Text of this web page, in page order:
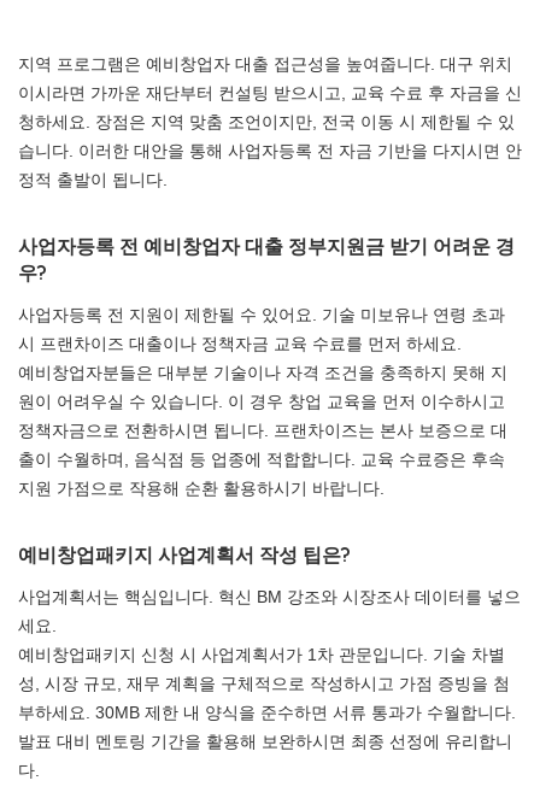
지역 프로그램은 예비창업자 대출 접근성을 높여줍니다. 대구 위치
이시라면 가까운 재단부터 컨설팅 받으시고, 교육 수료 후 자금을 신
청하세요. 장점은 지역 맞춤 조언이지만, 전국 이동 시 제한될 수 있
습니다. 이러한 대안을 통해 사업자등록 전 자금 기반을 다지시면 안
정적 출발이 됩니다.
사업자등록 전 예비창업자 대출 정부지원금 받기 어려운 경
우?
사업자등록 전 지원이 제한될 수 있어요. 기술 미보유나 연령 초과
시 프랜차이즈 대출이나 정책자금 교육 수료를 먼저 하세요.
예비창업자분들은 대부분 기술이나 자격 조건을 충족하지 못해 지
원이 어려우실 수 있습니다. 이 경우 창업 교육을 먼저 이수하시고
정책자금으로 전환하시면 됩니다. 프랜차이즈는 본사 보증으로 대
출이 수월하며, 음식점 등 업종에 적합합니다. 교육 수료증은 후속
지원 가점으로 작용해 순환 활용하시기 바랍니다.
예비창업패키지 사업계획서 작성 팁은?
사업계획서는 핵심입니다. 혁신 BM 강조와 시장조사 데이터를 넣으
세요.
예비창업패키지 신청 시 사업계획서가 1차 관문입니다. 기술 차별
성, 시장 규모, 재무 계획을 구체적으로 작성하시고 가점 증빙을 첨
부하세요. 30MB 제한 내 양식을 준수하면 서류 통과가 수월합니다.
발표 대비 멘토링 기간을 활용해 보완하시면 최종 선정에 유리합니
다.